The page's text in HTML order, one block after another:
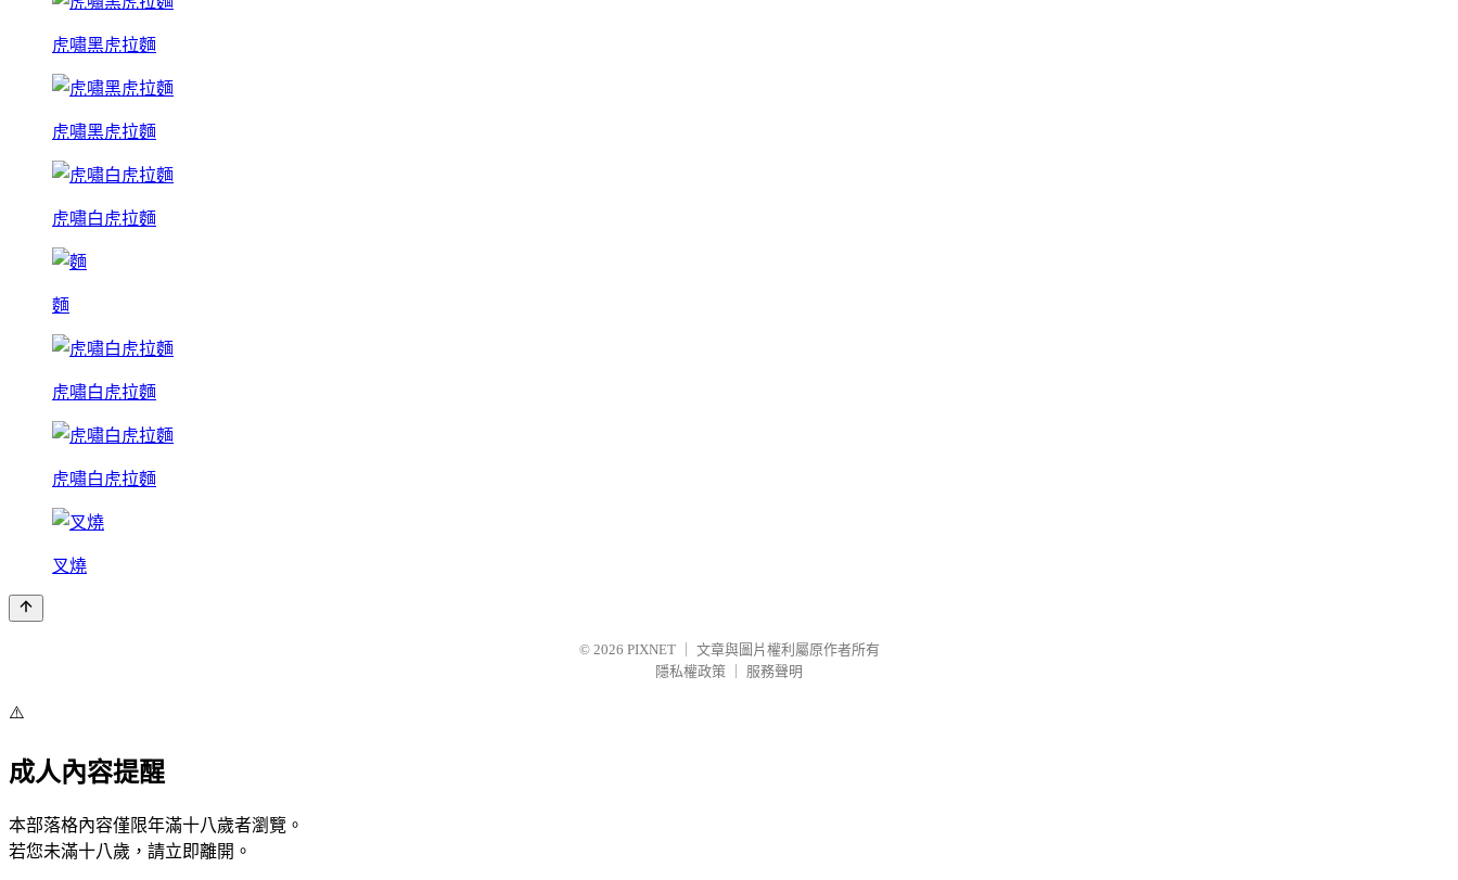
虎嘯黑虎拉麵
虎嘯黑虎拉麵
虎嘯白虎拉麵
麵
虎嘯白虎拉麵
虎嘯白虎拉麵
叉燒
© 2026 PIXNET
文章與圖片權利屬原作者所有
隱私權政策
服務聲明
⚠️
成人內容提醒
本部落格內容僅限年滿十八歲者瀏覽。
若您未滿十八歲，請立即離開。